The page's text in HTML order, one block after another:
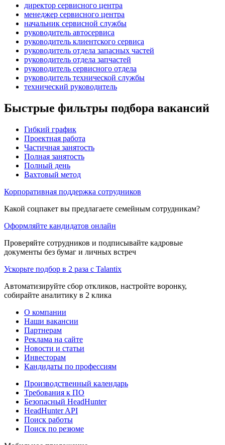
директор сервисного центра
менеджер сервисного центра
начальник сервисной службы
руководитель автосервиса
руководитель клиентского сервиса
руководитель отдела запасных частей
руководитель отдела запчастей
руководитель сервисного отдела
руководитель технической службы
технический руководитель
Быстрые фильтры подбора вакансий
Гибкий график
Проектная работа
Частичная занятость
Полная занятость
Полный день
Вахтовый метод
Корпоративная поддержка сотрудников
Какой соцпакет вы предлагаете семейным сотрудникам?
Оформляйте кандидатов онлайн
Проверяйте сотрудников и подписывайте кадровые
документы без бумаг и личных встреч
Ускорьте подбор в 2 раза с Talantix
Автоматизируйте сбор откликов, настройте воронку,
собирайте аналитику в 2 клика
О компании
Наши вакансии
Партнерам
Реклама на сайте
Новости и статьи
Инвесторам
Кандидаты по профессиям
Производственный календарь
Требования к ПО
Безопасный HeadHunter
HeadHunter API
Поиск работы
Поиск по резюме